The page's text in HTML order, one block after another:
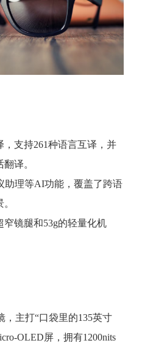
支持261种语言互译，并
译。
助理等AI功能，覆盖了跨语
窄镜腿和53g的轻量化机
，主打“口袋里的135英寸
OLED屏，拥有1200nits